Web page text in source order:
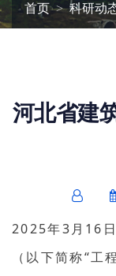
首页 科研动
河北省建
2025年3月16
（以下简称“工